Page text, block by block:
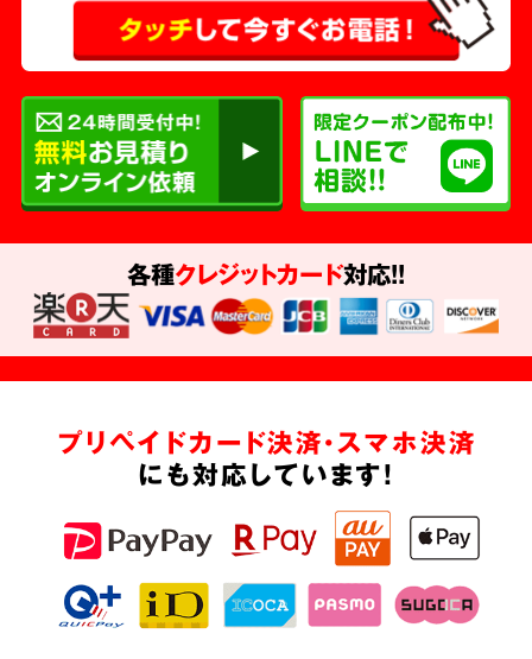
各種クレジットカード対応!!
プリペイドカード決済・スマホ決済
にも対応しています!